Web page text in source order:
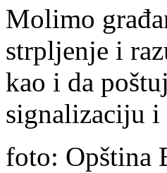
Molimo
strpljenje i
kao i da
signalizaciju i
foto: Opština